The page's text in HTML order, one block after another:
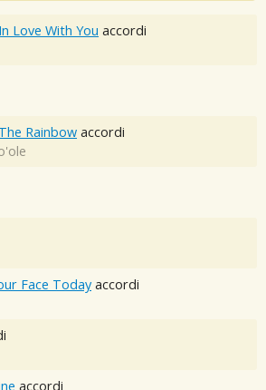
Love With You accordi
Rainbow accordi
Face Today accordi
accordi